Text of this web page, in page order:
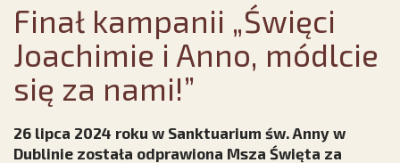
Finał kampanii „Święci
Joachimie i Anno, módlcie
się za nami!”
26 lipca 2024 roku w Sanktuarium św. Anny w
Dublinie została odprawiona Msza Święta za